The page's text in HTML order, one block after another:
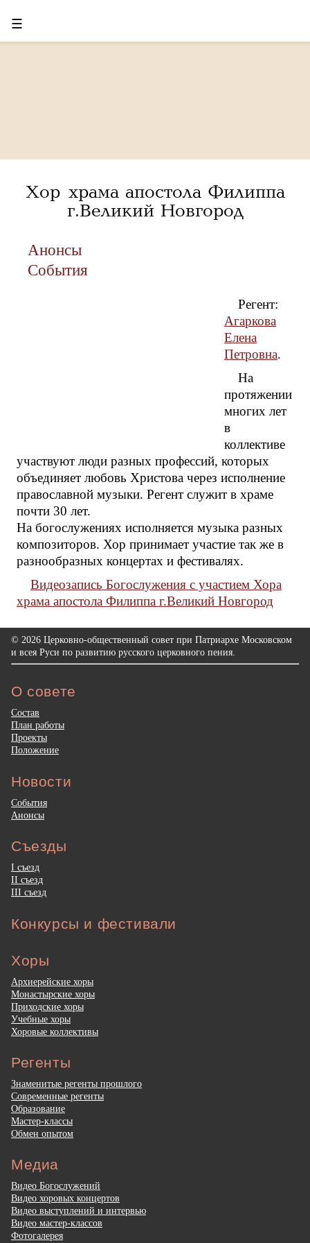
☰
Хор храма апостола Филиппа
г.Великий Новгород
Анонсы
События
Регент:
Агаркова
Елена
Петровна.
На
протяжении
многих лет
в
коллективе
участвуют люди разных профессий, которых
объединяет любовь Христова через исполнение
православной музыки. Регент служит в храме
почти 30 лет.
На богослужениях исполняется музыка разных
композиторов. Хор принимает участие так же в
разнообразных концертах и фестивалях.
Видеозапись Богослужения с участием Хора
храма апостола Филиппа г.Великий Новгород
© 2026 Церковно-общественный совет при Патриархе Московском
и всея Руси по развитию русского церковного пения.
О совете
Состав
План работы
Проекты
Положение
Новости
События
Анонсы
Съезды
I съезд
II съезд
III съезд
Конкурсы и фестивали
Хоры
Архиерейские хоры
Монастырские хоры
Приходские хоры
Учебные хоры
Хоровые коллективы
Регенты
Знаменитые регенты прошлого
Современные регенты
Образование
Мастер-классы
Обмен опытом
Медиа
Видео Богослужений
Видео хоровых концертов
Видео выступлений и интервью
Видео мастер-классов
Фотогалерея